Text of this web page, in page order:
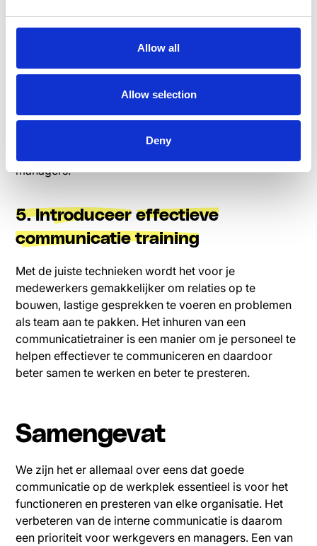
Allow all
Allow selection
Deny
Communicatie mag nooit alleen van bovenaf of in één
mogelijkheid om hun mening te geven. En als we het
over feedback hebben, geef dan de mogelijkheid om
anoniem te reageren. Medewerkers aarzelen vaak om
managers.
5. Introduceer effectieve
communicatie training
Met de juiste technieken wordt het voor je
medewerkers gemakkelijker om relaties op te
bouwen, lastige gesprekken te voeren en problemen
als team aan te pakken. Het inhuren van een
communicatietrainer is een manier om je personeel te
helpen effectiever te communiceren en daardoor
beter samen te werken en beter te presteren.
Samengevat
We zijn het er allemaal over eens dat goede
communicatie op de werkplek essentieel is voor het
functioneren en presteren van elke organisatie. Het
verbeteren van de interne communicatie is daarom
een prioriteit voor werkgevers en managers. Een van